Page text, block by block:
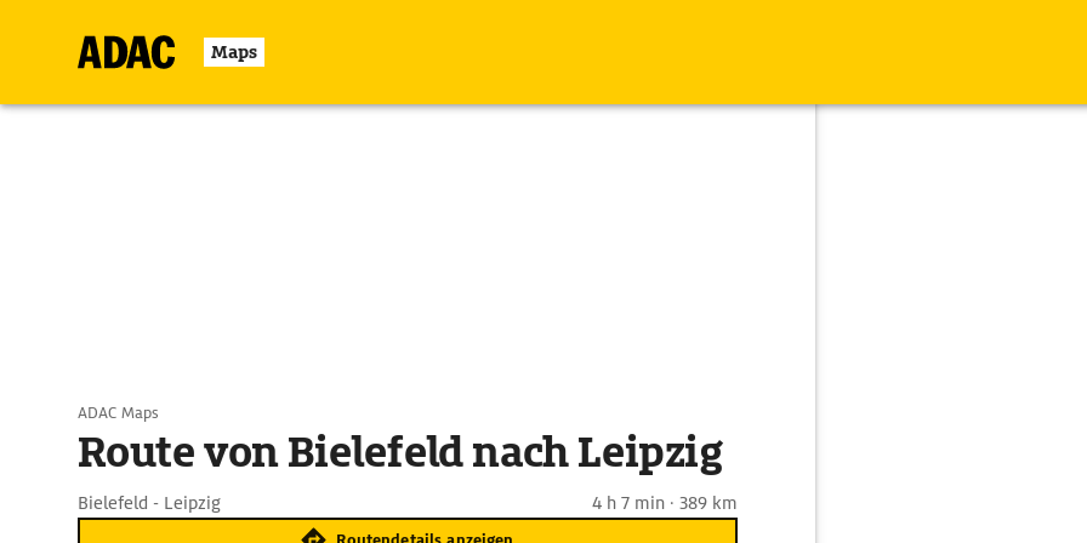
Maps
ADAC Maps
Route von Bielefeld nach Leipzig
Bielefeld - Leipzig 4 h 7 min · 389 km